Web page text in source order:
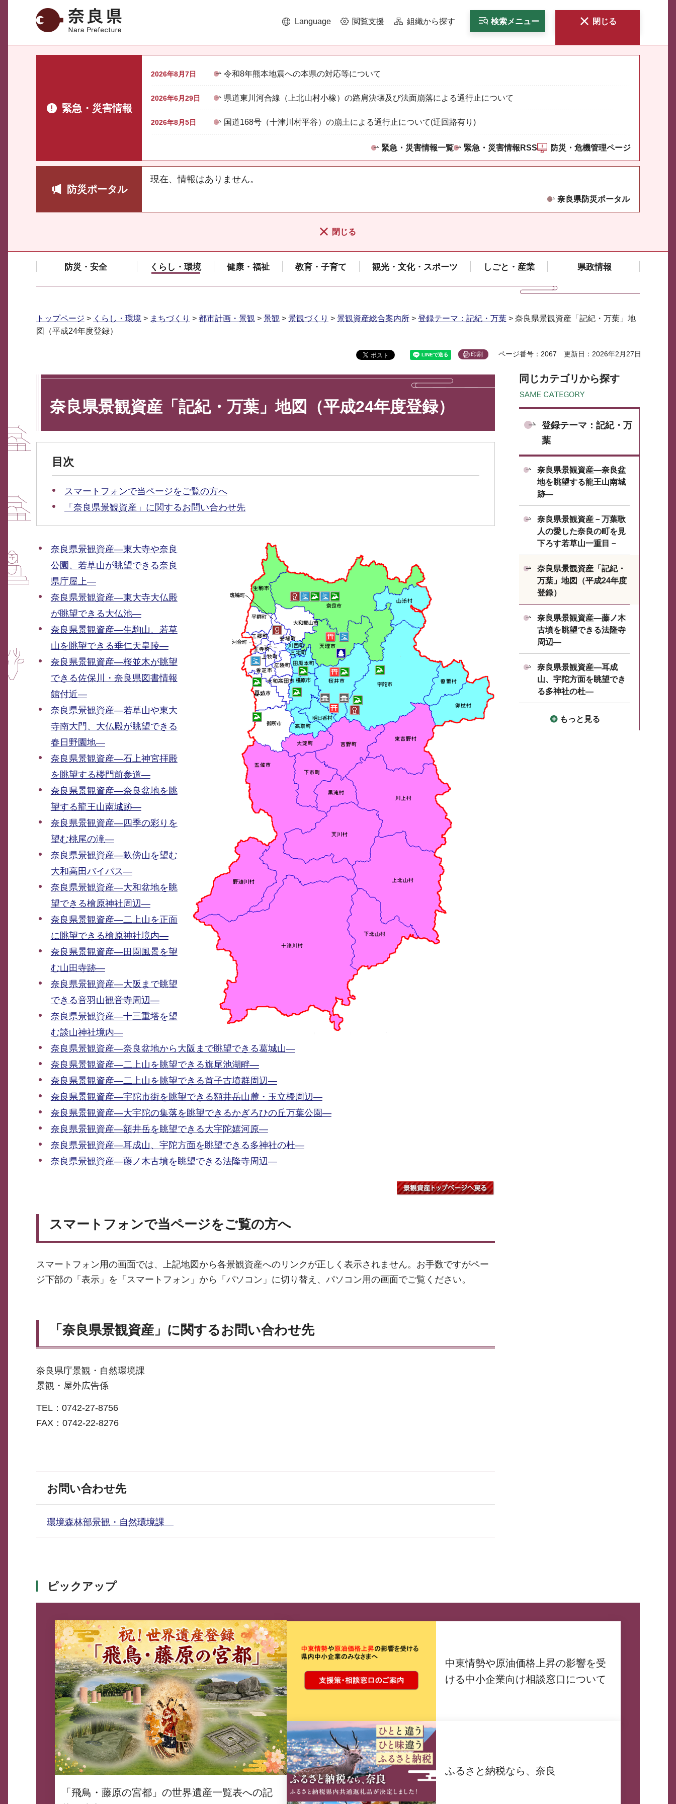
奈良県 Language 閲覧支援 組織から探す 検索メニュー 閉じる
緊急・災害情報
2026年8月7日 令和8年熊本地震への本県の対応等について
2026年6月29日 県道東川河合線（上北山村小橡）の路肩決壊及び法面崩落による通行止について
2026年8月5日 国道168号（十津川村平谷）の崩土による通行止について(迂回路有り)
緊急・災害情報一覧 緊急・災害情報RSS 防災・危機管理ページ
防災ポータル
現在、情報はありません。
奈良県防災ポータル
閉じる
防災・安全 くらし・環境 健康・福祉 教育・子育て 観光・文化・スポーツ しごと・産業 県政情報
トップページ > くらし・環境 > まちづくり > 都市計画・景観 > 景観 > 景観づくり > 景観資産総合案内所 > 登録テーマ：記紀・万葉 > 奈良県景観資産「記紀・万葉」地
図（平成24年度登録）
印刷 ページ番号：2067 更新日：2026年2月27日
奈良県景観資産「記紀・万葉」地図（平成24年度登録）
目次
スマートフォンで当ページをご覧の方へ
「奈良県景観資産」に関するお問い合わせ先
奈良県景観資産―東大寺や奈良
公園、若草山が眺望できる奈良
県庁屋上―
奈良県景観資産―東大寺大仏殿
が眺望できる大仏池―
奈良県景観資産―生駒山、若草
山を眺望できる垂仁天皇陵―
奈良県景観資産―桜並木が眺望
できる佐保川・奈良県図書情報
館付近―
奈良県景観資産―若草山や東大
寺南大門、大仏殿が眺望できる
春日野園地―
奈良県景観資産―石上神宮拝殿
を眺望する楼門前参道―
奈良県景観資産―奈良盆地を眺
望する龍王山南城跡―
奈良県景観資産―四季の彩りを
望む桃尾の滝―
奈良県景観資産―畝傍山を望む
大和高田バイパス―
奈良県景観資産―大和盆地を眺
望できる檜原神社周辺―
奈良県景観資産―二上山を正面
に眺望できる檜原神社境内―
奈良県景観資産―田園風景を望
む山田寺跡―
奈良県景観資産―大阪まで眺望
できる音羽山観音寺周辺―
奈良県景観資産―十三重塔を望
む談山神社境内―
奈良県景観資産―奈良盆地から大阪まで眺望できる葛城山―
奈良県景観資産―二上山を眺望できる旗尾池湖畔―
奈良県景観資産―二上山を眺望できる首子古墳群周辺―
奈良県景観資産―宇陀市街を眺望できる額井岳山麓・玉立橋周辺―
奈良県景観資産―大宇陀の集落を眺望できるかぎろひの丘万葉公園―
奈良県景観資産―額井岳を眺望できる大宇陀嬉河原―
奈良県景観資産―耳成山、宇陀方面を眺望できる多神社の杜―
奈良県景観資産―藤ノ木古墳を眺望できる法隆寺周辺―
スマートフォンで当ページをご覧の方へ
スマートフォン用の画面では、上記地図から各景観資産へのリンクが正しく表示されません。お手数ですがペー
ジ下部の「表示」を「スマートフォン」から「パソコン」に切り替え、パソコン用の画面でご覧ください。
「奈良県景観資産」に関するお問い合わせ先
奈良県庁景観・自然環境課
景観・屋外広告係
TEL：0742-27-8756
FAX：0742-22-8276
お問い合わせ先
環境森林部景観・自然環境課
同じカテゴリから探す
登録テーマ：記紀・万
葉
奈良県景観資産―奈良盆
地を眺望する龍王山南城
跡―
奈良県景観資産－万葉歌
人の愛した奈良の町を見
下ろす若草山一重目－
奈良県景観資産「記紀・
万葉」地図（平成24年度
登録）
奈良県景観資産―藤ノ木
古墳を眺望できる法隆寺
周辺―
奈良県景観資産―耳成
山、宇陀方面を眺望でき
る多神社の杜―
もっと見る
ピックアップ
「飛鳥・藤原の宮都」の世界遺産一覧表への記
中東情勢や原油価格上昇の影響を受
ける中小企業向け相談窓口について
ふるさと納税なら、奈良